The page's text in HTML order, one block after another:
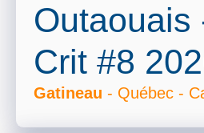
Outaouais
Crit #8
Gatineau - Québec -